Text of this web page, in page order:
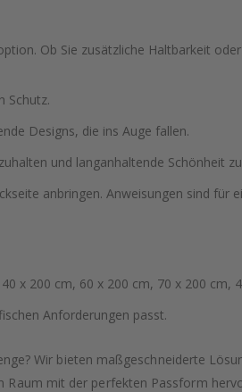
Ob Sie zusätzliche Haltbarkeit
Schutz.
Designs, die ins Auge fallen.
und langanhaltende Schönheit
anbringen. Anweisungen sind für
x 200 cm, 60 x 200 cm, 70 x 200 cm,
Anforderungen passt.
Wir bieten maßgeschneiderte
Raum mit der perfekten Passform